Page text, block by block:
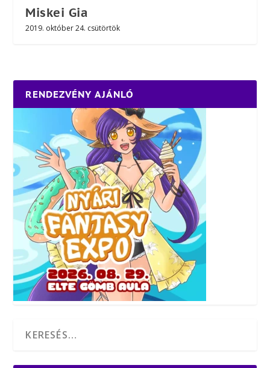
Miskei Gia
2019. október 24. csütörtök
RENDEZVÉNY AJÁNLÓ